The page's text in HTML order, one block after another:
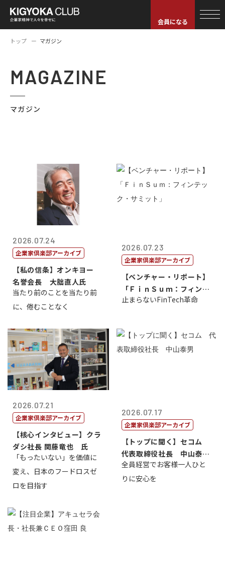
会員になる
トップ マガジン
MAGAZINE
マガジン
2026.07.24
企業家倶楽部アーカイブ
【私の信条】オンキヨー
名誉会長 大朏直人氏
当たり前のことを当たり前
に、倦むことなく
2026.07.23
企業家倶楽部アーカイブ
【ベンチャー・リポート】
「ＦｉｎＳｕｍ：フィンテ
ック・サミッ...
止まらないFinTech革命
2026.07.21
企業家倶楽部アーカイブ
【核心インタビュー】クラ
ダシ社長 関藤竜也 氏
「もったいない」を価値に
変え、日本のフードロスゼ
ロを目指す
2026.07.17
企業家倶楽部アーカイブ
【トップに聞く】セコム
代表取締役社長 中山泰
男
全員経営でお客様一人ひと
りに安心を